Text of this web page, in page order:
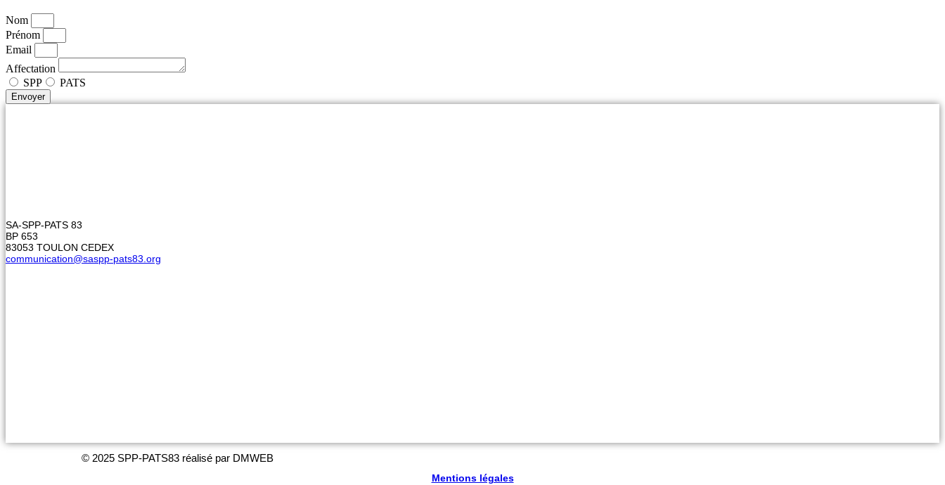
Nom
Prénom
Email
Affectation
SPP
PATS
Envoyer
SA-SPP-PATS 83
BP 653
83053 TOULON CEDEX
communication@saspp-pats83.org
© 2025 SPP-PATS83 réalisé par DMWEB
Mentions légales